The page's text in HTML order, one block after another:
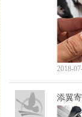
2018-
添翼